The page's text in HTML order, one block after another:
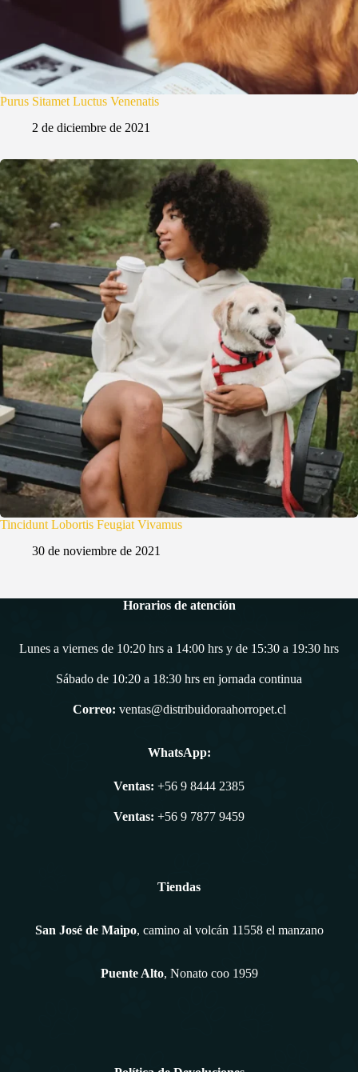
Purus Sitamet Luctus Venenatis
2 de diciembre de 2021
Tincidunt Lobortis Feugiat Vivamus
30 de noviembre de 2021
Horarios de atención
Lunes a viernes de 10:20 hrs a 14:00 hrs y de 15:30 a 19:30 hrs
Sábado de 10:20 a 18:30 hrs en jornada continua
Correo: ventas@distribuidoraahorropet.cl
WhatsApp:
Ventas: +56 9 8444 2385
Ventas: +56 9 7877 9459
Tiendas
San José de Maipo, camino al volcán 11558 el manzano
Puente Alto, Nonato coo 1959